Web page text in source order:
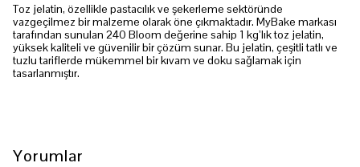
Toz jelatin, özellikle pastacılık ve şekerleme sektöründe
vazgeçilmez bir malzeme olarak öne çıkmaktadır. MyBake markası
tarafından sunulan 240 Bloom değerine sahip 1 kg’lık toz jelatin,
yüksek kaliteli ve güvenilir bir çözüm sunar. Bu jelatin, çeşitli tatlı ve
tuzlu tariflerde mükemmel bir kıvam ve doku sağlamak için
tasarlanmıştır.
Yorumlar